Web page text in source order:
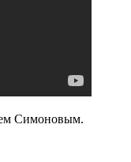
Симоновым.